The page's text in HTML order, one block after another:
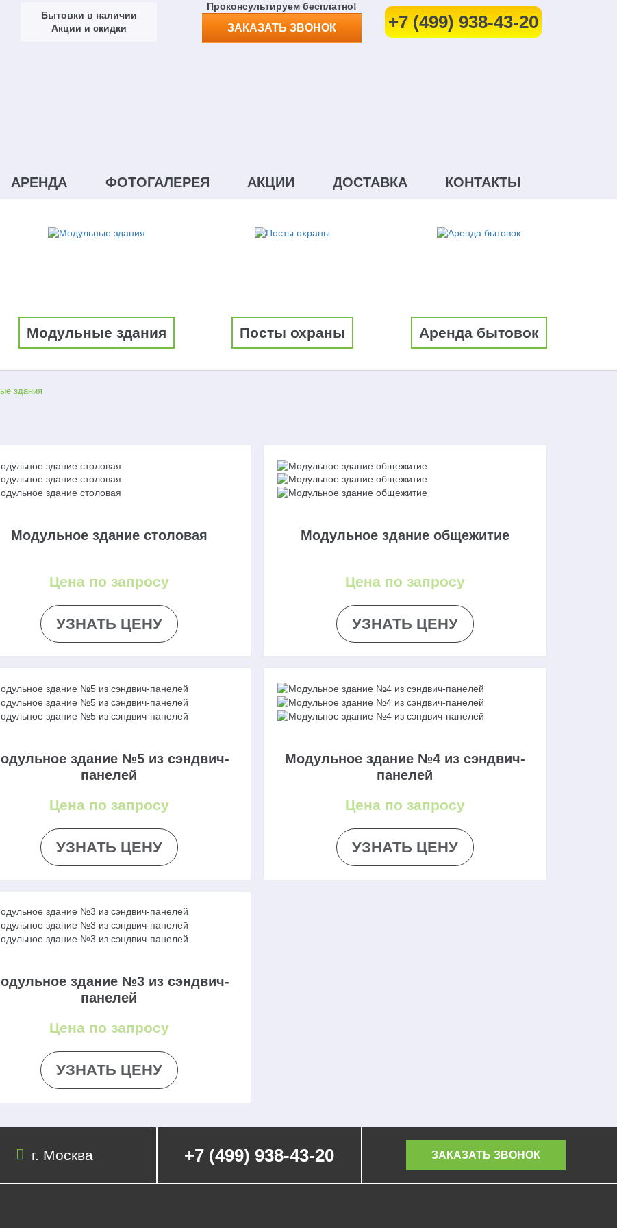
Бытовки в наличии
Акции и скидки
Проконсультируем бесплатно!
ЗАКАЗАТЬ ЗВОНОК +7 (499) 938-43-20
АРЕНДА ФОТОГАЛЕРЕЯ АКЦИИ ДОСТАВКА КОНТАКТЫ
Модульные здания Посты охраны Аренда бытовок
здания
Модульное здание столовая
Цена по запросу
УЗНАТЬ ЦЕНУ
Модульное здание общежитие
Цена по запросу
УЗНАТЬ ЦЕНУ
здание №5 из сэндвич-
панелей
Цена по запросу
УЗНАТЬ ЦЕНУ
Модульное здание №4 из сэндвич-
панелей
Цена по запросу
УЗНАТЬ ЦЕНУ
здание №3 из сэндвич-
панелей
Цена по запросу
УЗНАТЬ ЦЕНУ
г. Москва +7 (499) 938-43-20 ЗАКАЗАТЬ ЗВОНОК